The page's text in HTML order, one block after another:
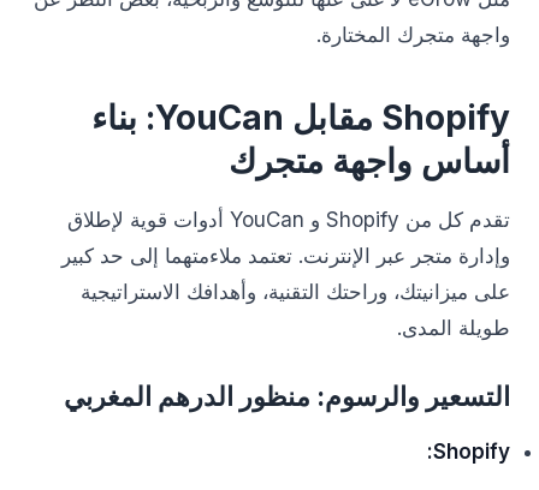
واجهة متجرك المختارة.
Shopify مقابل YouCan: بناء
أساس واجهة متجرك
تقدم كل من Shopify و YouCan أدوات قوية لإطلاق
وإدارة متجر عبر الإنترنت. تعتمد ملاءمتهما إلى حد كبير
على ميزانيتك، وراحتك التقنية، وأهدافك الاستراتيجية
طويلة المدى.
التسعير والرسوم: منظور الدرهم المغربي
Shopify: